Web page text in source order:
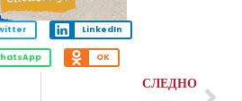
LinkedIn
OK
СЛЕДНО